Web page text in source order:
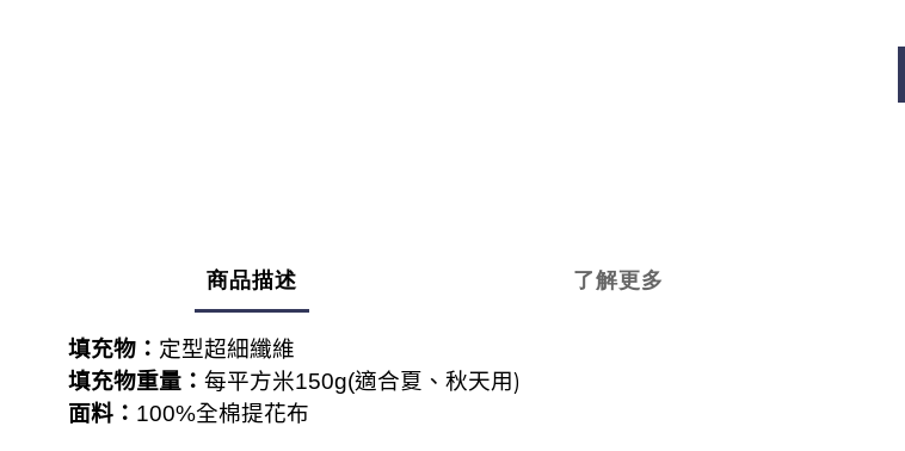
商品描述 了解更多
填充物： 定型超細纖維
填充物重量： 每平方米150g(適合夏、秋天用)
面料： 100%全棉提花布